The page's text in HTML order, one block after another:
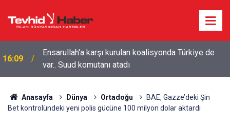
15:28
Yemen'in Suudi paralı askerlerine yönelik
operasyonunda ölü sayısı 58'e yükseldi
Anasayfa Dünya Ortadoğu
BAE, Gazze’deki Şin
Bet kontrolündeki yeni polis gücüne 100 milyon dolar aktardı